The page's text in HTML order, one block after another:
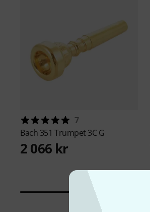
7
Bach 351 Trumpet 3C G
2 066 kr